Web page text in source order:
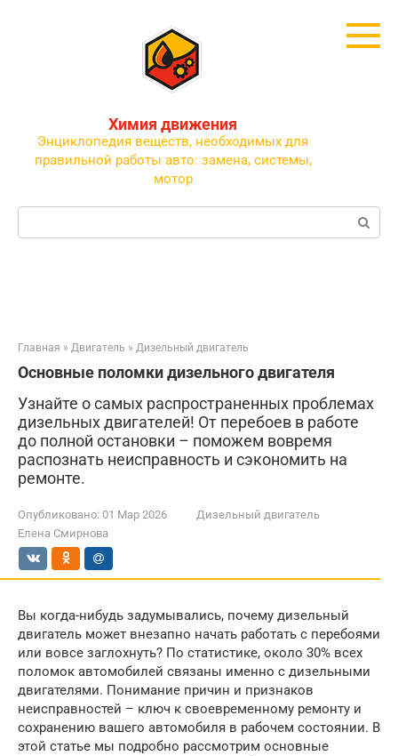
Химия движения
Энциклопедия веществ, необходимых для
правильной работы авто: замена, системы,
мотор
Поиск:
Главная » Двигатель » Дизельный двигатель
Основные поломки дизельного двигателя
Узнайте о самых распространенных проблемах
дизельных двигателей! От перебоев в работе
до полной остановки – поможем вовремя
распознать неисправность и сэкономить на
ремонте.
Опубликовано: 01 Мар 2026
Дизельный двигатель
Елена Смирнова
Вы когда-нибудь задумывались, почему дизельный
двигатель может внезапно начать работать с перебоями
или вовсе заглохнуть? По статистике, около 30% всех
поломок автомобилей связаны именно с дизельными
двигателями. Понимание причин и признаков
неисправностей – ключ к своевременному ремонту и
сохранению вашего автомобиля в рабочем состоянии. В
этой статье мы подробно рассмотрим основные